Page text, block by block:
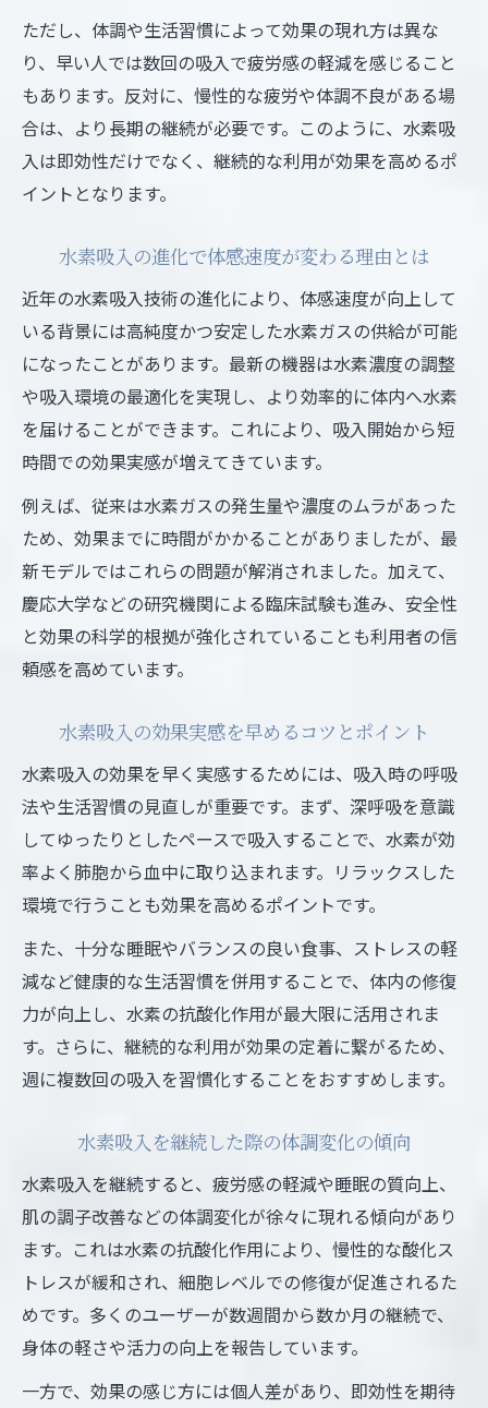
ただし、体調や生活習慣によって効果の現れ方は異な
り、早い人では数回の吸入で疲労感の軽減を感じること
もあります。反対に、慢性的な疲労や体調不良がある場
合は、より長期の継続が必要です。このように、水素吸
入は即効性だけでなく、継続的な利用が効果を高めるポ
イントとなります。
水素吸入の進化で体感速度が変わる理由とは
近年の水素吸入技術の進化により、体感速度が向上して
いる背景には高純度かつ安定した水素ガスの供給が可能
になったことがあります。最新の機器は水素濃度の調整
や吸入環境の最適化を実現し、より効率的に体内へ水素
を届けることができます。これにより、吸入開始から短
時間での効果実感が増えてきています。
例えば、従来は水素ガスの発生量や濃度のムラがあった
ため、効果までに時間がかかることがありましたが、最
新モデルではこれらの問題が解消されました。加えて、
慶応大学などの研究機関による臨床試験も進み、安全性
と効果の科学的根拠が強化されていることも利用者の信
頼感を高めています。
水素吸入の効果実感を早めるコツとポイント
水素吸入の効果を早く実感するためには、吸入時の呼吸
法や生活習慣の見直しが重要です。まず、深呼吸を意識
してゆったりとしたペースで吸入することで、水素が効
率よく肺胞から血中に取り込まれます。リラックスした
環境で行うことも効果を高めるポイントです。
また、十分な睡眠やバランスの良い食事、ストレスの軽
減など健康的な生活習慣を併用することで、体内の修復
力が向上し、水素の抗酸化作用が最大限に活用されま
す。さらに、継続的な利用が効果の定着に繋がるため、
週に複数回の吸入を習慣化することをおすすめします。
水素吸入を継続した際の体調変化の傾向
水素吸入を継続すると、疲労感の軽減や睡眠の質向上、
肌の調子改善などの体調変化が徐々に現れる傾向があり
ます。これは水素の抗酸化作用により、慢性的な酸化ス
トレスが緩和され、細胞レベルでの修復が促進されるた
めです。多くのユーザーが数週間から数か月の継続で、
身体の軽さや活力の向上を報告しています。
一方で、効果の感じ方には個人差があり、即効性を期待